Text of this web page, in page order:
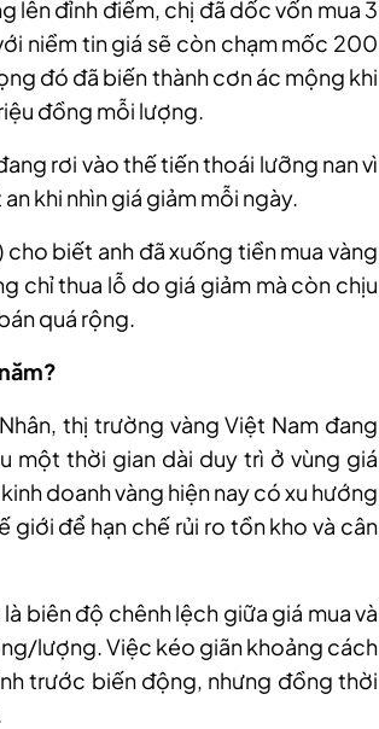
lên đỉnh điểm, chị đã dốc vốn mua 3
niềm tin giá sẽ còn chạm mốc 200
đó đã biến thành cơn ác mộng khi
đồng mỗi lượng.
rơi vào thế tiến thoái lưỡng nan vì
khi nhìn giá giảm mỗi ngày.
cho biết anh đã xuống tiền mua vàng
chỉ thua lỗ do giá giảm mà còn chịu
quá rộng.
thị trường vàng Việt Nam đang
một thời gian dài duy trì ở vùng giá
doanh vàng hiện nay có xu hướng
giới để hạn chế rủi ro tồn kho và cân
biên độ chênh lệch giữa giá mua và
lượng. Việc kéo giãn khoảng cách
trước biến động, nhưng đồng thời